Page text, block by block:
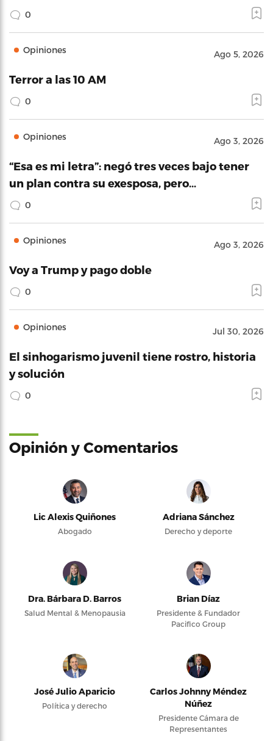
0
Opiniones Ago 5, 2026
Terror a las 10 AM
0
Opiniones Ago 3, 2026
“Esa es mi letra”: negó tres veces bajo tener
un plan contra su exesposa, pero…
0
Opiniones Ago 3, 2026
Voy a Trump y pago doble
0
Opiniones Jul 30, 2026
El sinhogarismo juvenil tiene rostro, historia
y solución
0
Opinión y Comentarios
Lic Alexis Quiñones
Abogado
Adriana Sánchez
Derecho y deporte
Dra. Bárbara D. Barros
Salud Mental & Menopausia
Brian Díaz
Presidente & Fundador
Pacifico Group
José Julio Aparicio
Política y derecho
Carlos Johnny Méndez
Núñez
Presidente Cámara de
Representantes